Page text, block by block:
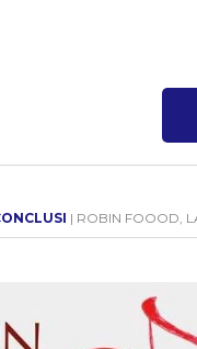
| ROBIN FOOOD, LA